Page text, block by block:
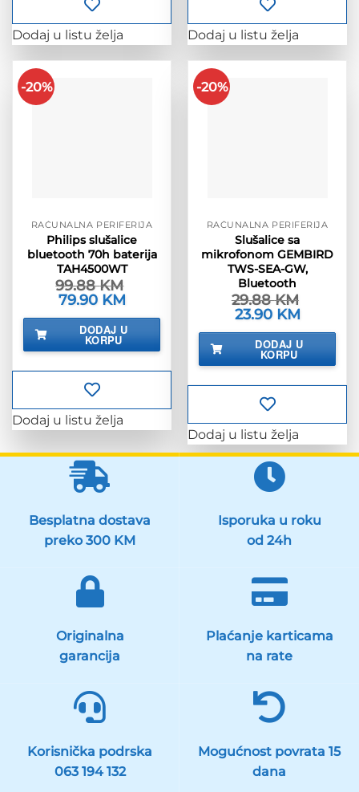
Dodaj u listu želja Dodaj u listu želja
-20%
RAČUNALNA PERIFERIJA
Philips slušalice
bluetooth 70h baterija
TAH4500WT
99.88KM
Izvorna
cijena
bila
99.88 KM.
79.90 KM
je:
79.90 KM.
DODAJ U
KORPU
Dodaj u listu želja
-20%
RAČUNALNA PERIFERIJA
Slušalice sa
mikrofonom GEMBIRD
TWS-SEA-GW,
Bluetooth
29.88KM
Izvorna
cijena
bila
29.88 KM.
23.90 KM
je:
23.90 KM.
DODAJ U
KORPU
Dodaj u listu želja
Besplatna dostava
preko 300 KM
Isporuka u roku
od 24h
Originalna
garancija
Plaćanje karticama
na rate
Korisnička podrska
063 194 132
Mogućnost povrata 15
dana